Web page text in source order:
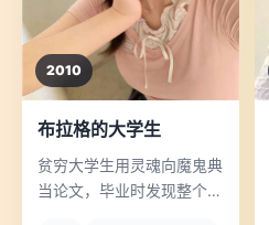
2010
布拉格的大学生
贫穷大学生用灵魂向魔鬼典
当论文，毕业时发现整个学